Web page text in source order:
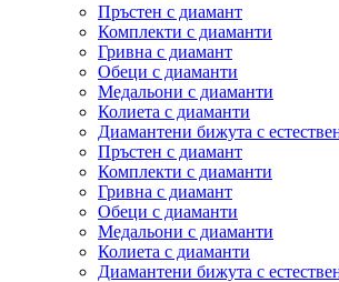
Пръстен с диамант
Комплекти с диаманти
Гривнa с диамант
Обеци с диаманти
Медальони с диаманти
Колиета с диаманти
Диамантени бижута с
Пръстен с диамант
Комплекти с диаманти
Гривнa с диамант
Обеци с диаманти
Медальони с диаманти
Колиета с диаманти
Диамантени бижута с